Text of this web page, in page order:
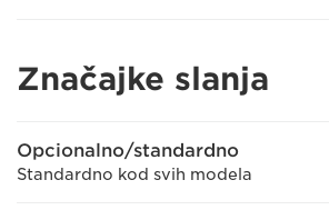
Značajke slanja
Opcionalno/standardno
Standardno kod svih modela